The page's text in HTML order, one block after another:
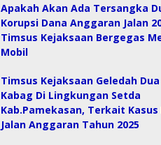
Apakah Akan Ada Tersangka
Korupsi Dana Anggaran Jalan
Timsus Kejaksaan Bergegas
Mobil
Timsus Kejaksaan Geledah
Kabag Di Lingkungan Setda
Kab.Pamekasan, Terkait Kasus
Jalan Anggaran Tahun 2025